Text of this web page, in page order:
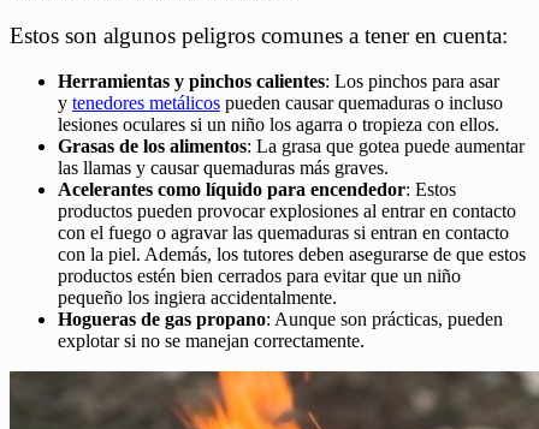
Estos son algunos peligros comunes a tener en cuenta:
Herramientas y pinchos calientes: Los pinchos para asar
y tenedores metálicos pueden causar quemaduras o incluso
lesiones oculares si un niño los agarra o tropieza con ellos.
Grasas de los alimentos: La grasa que gotea puede aumentar
las llamas y causar quemaduras más graves.
Acelerantes como líquido para encendedor: Estos
productos pueden provocar explosiones al entrar en contacto
con el fuego o agravar las quemaduras si entran en contacto
con la piel. Además, los tutores deben asegurarse de que estos
productos estén bien cerrados para evitar que un niño
pequeño los ingiera accidentalmente.
Hogueras de gas propano: Aunque son prácticas, pueden
explotar si no se manejan correctamente.